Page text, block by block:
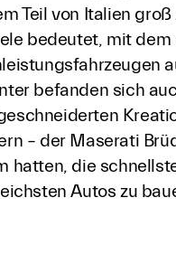
Teil von Italien
bedeutet, mit dem
befanden sich
– der Maserati
hatten, die
Autos zu